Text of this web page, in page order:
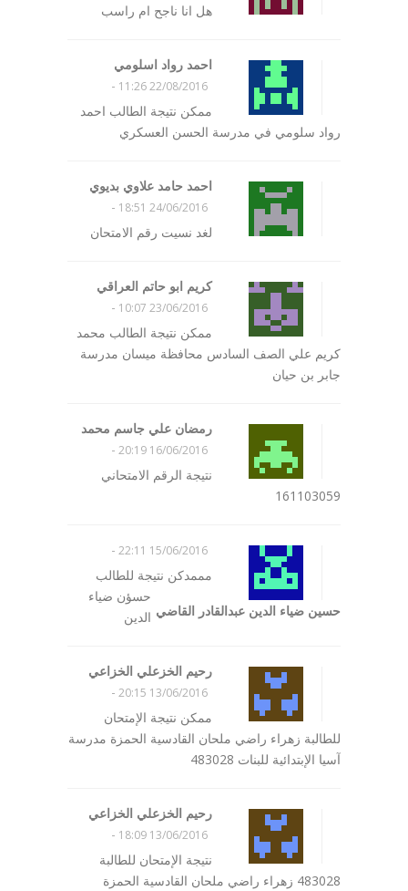
هل انا ناجح ام راسب
احمد رواد اسلومي
22/08/2016 11:26
-
ممكن نتيجة الطالب احمد
رواد سلومي في مدرسة الحسن العسكري
احمد حامد علاوي بديوي
24/06/2016 18:51
-
لغد نسيت رقم الامتحان
كريم ابو حاتم العراقي
23/06/2016 10:07
-
ممكن نتيجة الطالب محمد
كريم علي الصف السادس محافظة ميسان مدرسة
جابر بن حيان
رمضان علي جاسم محمد
16/06/2016 20:19
-
نتيجة الرقم الامتحاني
161103059
حسين ضياء الدين عبدالقادر القاضي
15/06/2016 22:11
-
مممدكن نتيجة للطالب
حسؤن ضياء
الدين
رحيم الخزعلي الخزاعي
13/06/2016 20:15
-
ممكن نتيجة الإمتحان
للطالبة زهراء راضي ملحان القادسية الحمزة مدرسة
آسيا الإبتدائية للبنات 483028
رحيم الخزعلي الخزاعي
13/06/2016 18:09
-
نتيجة الإمتحان للطالبة
483028 زهراء راضي ملحان القادسية الحمزة